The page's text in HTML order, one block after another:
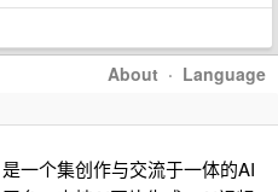
About · Language
一个集创作与交流于一体的AI